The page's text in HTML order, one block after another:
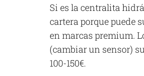
Si es la centralita
cartera porque puede
en marcas premium.
(cambiar un sensor)
100-150€.